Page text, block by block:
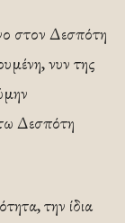
στον Δεσπότη
νυν της
Δεσπότη
την ίδια